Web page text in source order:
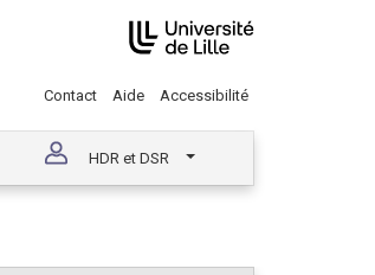
Contact Aide Accessibilité
HDR et DSR